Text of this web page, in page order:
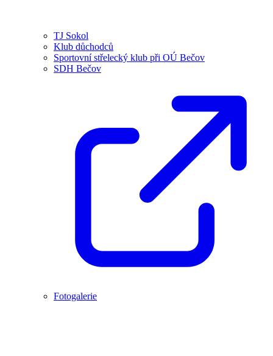
TJ Sokol
Klub důchodců
Sportovní střelecký klub při OÚ Bečov
SDH Bečov
Fotogalerie